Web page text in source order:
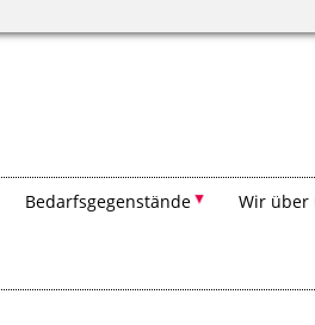
Bedarfsgegenstände Wir über